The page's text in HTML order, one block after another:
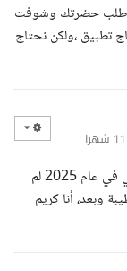
طلب حضرتك وشوفت
تطبيق ،ولكن نحتاج
العرض الفني والمالي العنوان: توفير الحجز الإلكتروني في عام 2025 لم
وبعد، أنا كريم